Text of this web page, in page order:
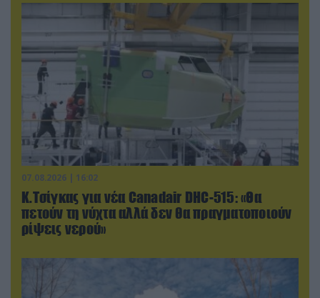
07.08.2026 | 16:02
Κ.Τσίγκας για νέα Canadair DHC-515: «Θα
πετούν τη νύχτα αλλά δεν θα πραγματοποιούν
ρίψεις νερού»